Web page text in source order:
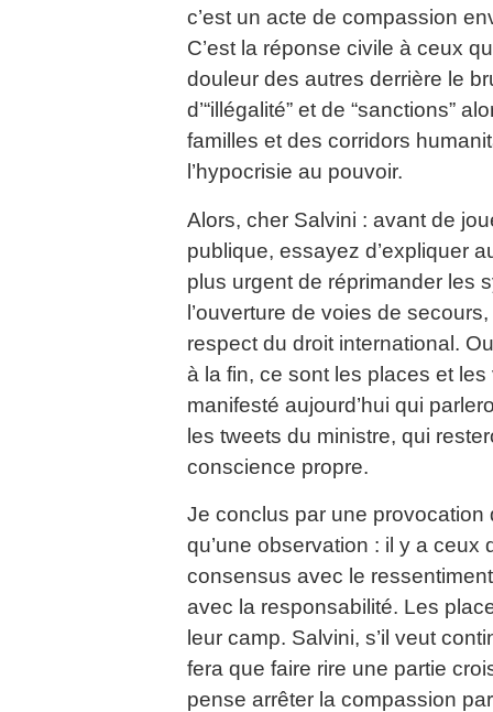
c’est un acte de compassion
C’est la réponse civile à ceux
douleur des autres derrière le
d’“illégalité” et de “sanctions”
familles et des corridors
l’hypocrisie au pouvoir.
Alors, cher Salvini : avant de
publique, essayez d’expliquer
plus urgent de réprimander les
l’ouverture de voies de
respect du droit international.
à la fin, ce sont les places et
manifesté aujourd’hui qui
les tweets du ministre, qui
conscience propre.
Je conclus par une provocation
qu’une observation : il y a ceux
consensus avec le
avec la responsabilité. Les
leur camp. Salvini, s’il veut
fera que faire rire une partie
pense arrêter la compassion